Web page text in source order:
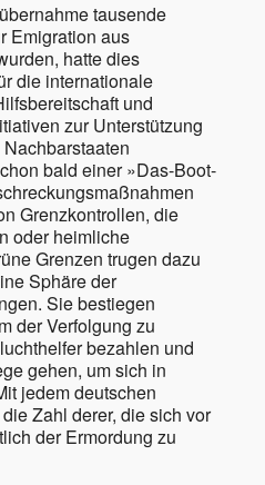
tausende
Emigration aus
hatte dies
die internationale
und
zur Unterstützung
bald einer »Das-Boot-
Grenzkontrollen, die
oder heimliche
Grenzen trugen dazu
Sphäre der
Sie bestiegen
der Verfolgung zu
bezahlen und
gehen, um sich in
jedem deutschen
Zahl derer, die sich vor
der Ermordung zu